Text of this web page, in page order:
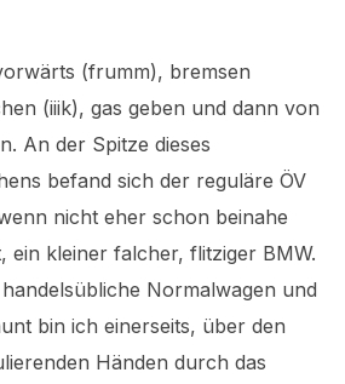
(frumm), bremsen
(iiik), gas geben und dann von
An der Spitze dieses
befand sich der reguläre ÖV
nicht eher schon beinahe
ein kleiner falcher, flitziger BMW.
Normalwagen und
bin ich einerseits, über den
Händen durch das